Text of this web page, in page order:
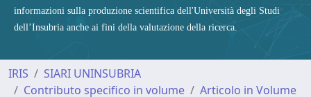
informazioni sulla produzione scientifica dell'Università degli Studi
dell’Insubria anche ai fini della valutazione della ricerca.
IRIS
SIARI UNINSUBRIA
Contributo specifico in volume
Articolo in Volume